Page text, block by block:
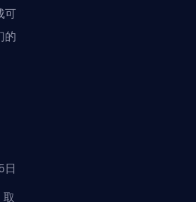
可
的